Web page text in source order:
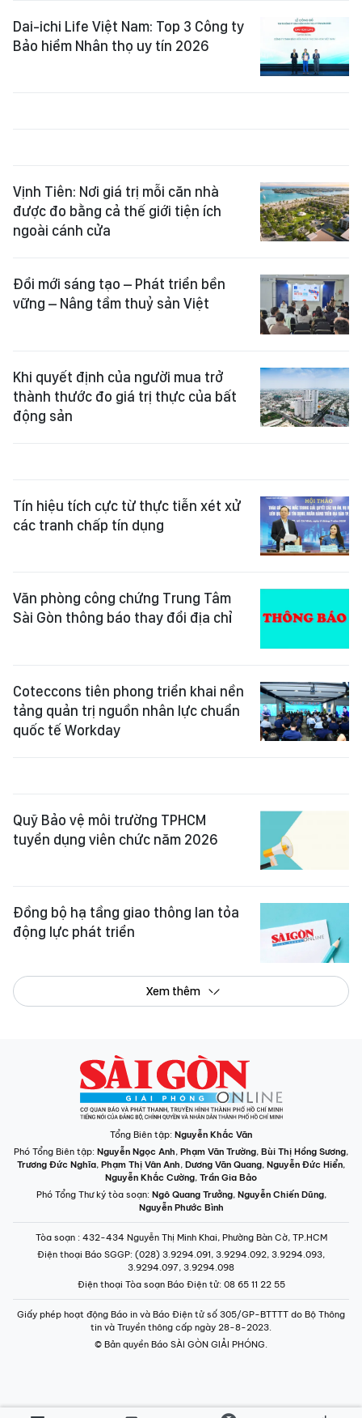
Dai-ichi Life Việt Nam: Top 3 Công ty
Bảo hiểm Nhân thọ uy tín 2026
Vịnh Tiên: Nơi giá trị mỗi căn nhà
được đo bằng cả thế giới tiện ích
ngoài cánh cửa
Đổi mới sáng tạo – Phát triển bền
vững – Nâng tầm thuỷ sản Việt
Khi quyết định của người mua trở
thành thước đo giá trị thực của bất
động sản
Tín hiệu tích cực từ thực tiễn xét xử
các tranh chấp tín dụng
Văn phòng công chứng Trung Tâm
Sài Gòn thông báo thay đổi địa chỉ
Coteccons tiên phong triển khai nền
tảng quản trị nguồn nhân lực chuẩn
quốc tế Workday
Quỹ Bảo vệ môi trường TPHCM
tuyển dụng viên chức năm 2026
Đồng bộ hạ tầng giao thông lan tỏa
động lực phát triển
Xem thêm
Tổng Biên tập: Nguyễn Khắc Văn
Phó Tổng Biên tập: Nguyễn Ngọc Anh, Phạm Văn Trường, Bùi Thị Hồng Sương,
Trương Đức Nghĩa, Phạm Thị Vân Anh, Dương Văn Quang, Nguyễn Đức Hiển,
Nguyễn Khắc Cường, Trần Gia Bảo
Phó Tổng Thư ký tòa soạn: Ngô Quang Trưởng, Nguyễn Chiến Dũng,
Nguyễn Phước Bình
Tòa soạn : 432-434 Nguyễn Thị Minh Khai, Phường Bàn Cờ, TP.HCM
Điện thoại Báo SGGP: (028) 3.9294.091, 3.9294.092, 3.9294.093,
3.9294.097, 3.9294.098
Điện thoại Tòa soạn Báo Điện tử: 08 65 11 22 55
Giấy phép hoạt động Báo in và Báo Điện tử số 305/GP-BTTTT do Bộ Thông
tin và Truyền thông cấp ngày 28-8-2023.
© Bản quyền Báo SÀI GÒN GIẢI PHÓNG.